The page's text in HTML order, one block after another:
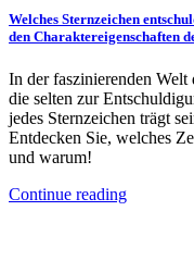
Welches Sternzeichen
den Charaktereigenschaften
In der faszinierenden Welt
die selten zur
jedes Sternzeichen trägt
Entdecken Sie, welches
und warum!
Continue reading